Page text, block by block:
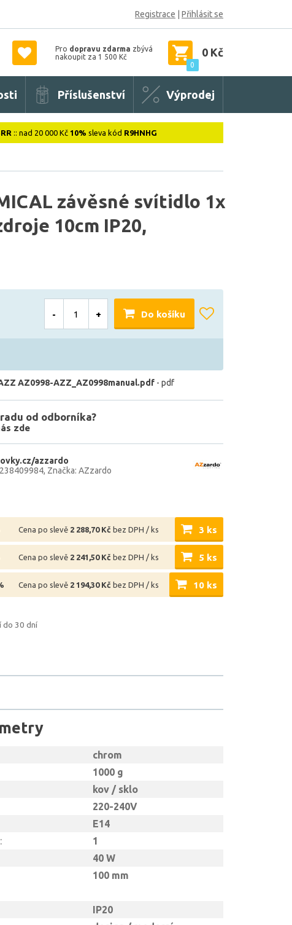
Registrace Přihlásit se
Pro dopravu zdarma zbývá
nakoupit za 1 500 Kč
0
0 Kč
Příslušenství Výprodej
:: nad 20 000 Kč 10% sleva kód R9HNHG
závěsné svítidlo 1x
10cm IP20,
- + Do košíku
AZ0998-AZZ_AZ0998manual.pdf - pdf
od odborníka?
zde
azzardo
Značka: AZzardo
Cena po slevě 2 288,70 Kč bez DPH / ks 3 ks
Cena po slevě 2 241,50 Kč bez DPH / ks 5 ks
Cena po slevě 2 194,30 Kč bez DPH / ks 10 ks
do 30 dní
chrom
1000 g
kov / sklo
220-240V
E14
1
40 W
100 mm
IP20